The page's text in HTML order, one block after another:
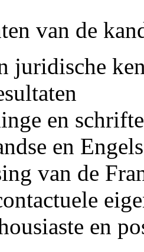
van de
juridische
en
en
van de
en